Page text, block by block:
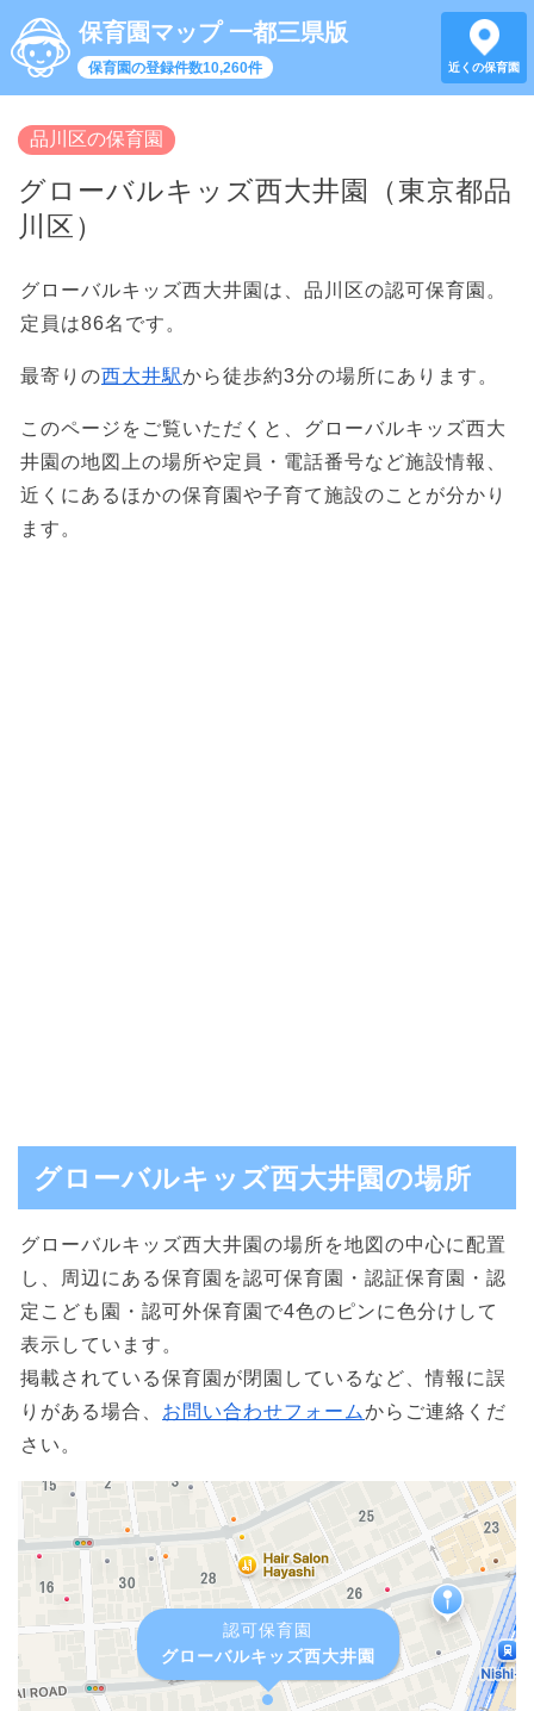
保育園マップ 一都三県版
保育園の登録件数10,260件 近くの保育園
品川区の保育園
グローバルキッズ西大井園（東京都品
川区）
グローバルキッズ西大井園は、品川区の認可保育園。
定員は86名です。
最寄りの西大井駅から徒歩約3分の場所にあります。
このページをご覧いただくと、グローバルキッズ西大
井園の地図上の場所や定員・電話番号など施設情報、
近くにあるほかの保育園や子育て施設のことが分かり
ます。
グローバルキッズ西大井園の場所
グローバルキッズ西大井園の場所を地図の中心に配置
し、周辺にある保育園を認可保育園・認証保育園・認
定こども園・認可外保育園で4色のピンに色分けして
表示しています。
掲載されている保育園が閉園しているなど、情報に誤
りがある場合、 お問い合わせフォームからご連絡くだ
さい。
認可保育園
グローバルキッズ西大井園